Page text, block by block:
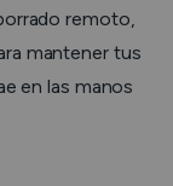
remoto,
mantener tus
en las manos